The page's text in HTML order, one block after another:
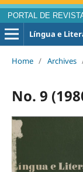
PORTAL DE
Língua e
Home / Archives
No. 9